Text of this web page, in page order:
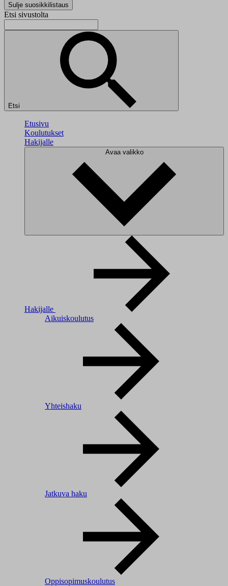
Sulje suosikkilistaus
Etsi sivustolta
Etsi
Etusivu
Koulutukset
Hakijalle
Avaa valikko
Hakijalle
Aikuiskoulutus
Yhteishaku
Jatkuva haku
Oppisopimuskoulutus